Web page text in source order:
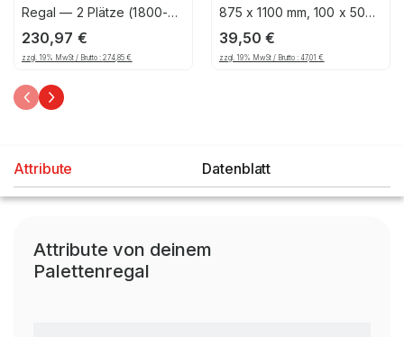
Regal — 2 Plätze (1800-
1850mm), 1206, 125
230,97 €
zzgl. 19% MwSt / Brutto :274,85€
875 x 1100 mm, 100 x 50
mm Maschenteilung,
verzinkt
39,50€
zzgl. 19% MwSt / Brutto :47,01€
Attribute Datenblatt
Attribute von deinem
Palettenregal